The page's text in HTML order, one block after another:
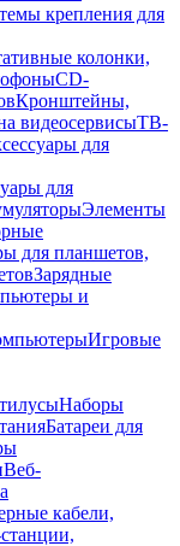
крепления для
колонки,
CD-
Кронштейны,
видеосервисыТВ-
для
для
Элементы
для планшетов,
Зарядные
и
Игровые
Наборы
Батареи для
Веб-
кабели,